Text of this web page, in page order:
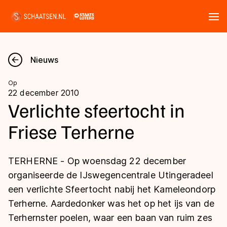
Nieuws
Kalender
Disciplines
Langebaan
Shorttrack
Inlineskaten
Uitslagen
Langebaan
Shorttrack
Marathon
Tijden & historie
Ranglijsten Langebaan
Nieuws
Op
22 december 2010
Verlichte sfeertocht in
Friese Terherne
TERHERNE - Op woensdag 22 december
organiseerde de IJswegencentrale Utingeradeel
een verlichte Sfeertocht nabij het Kameleondorp
Terherne. Aardedonker was het op het ijs van de
Terhernster poelen, waar een baan van ruim zes